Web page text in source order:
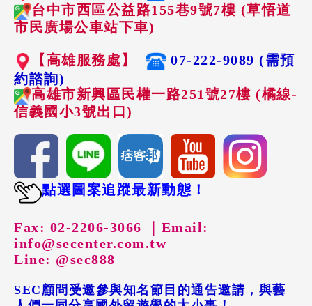
台中市西區公益路155巷9號7樓 (草悟道
市民廣場公車站下車)
【高雄服務處】
07-222-9089 (需預
約諮詢)
高雄市新興區民權一路251號27樓 (橘線-
信義國小3號出口)
點選圖案追蹤最新動態！
Fax: 02-2206-3066 ｜ Email:
info@secenter.com.tw
Line: @sec888
SEC顧問受邀參與知名節目的通告邀請，與藝